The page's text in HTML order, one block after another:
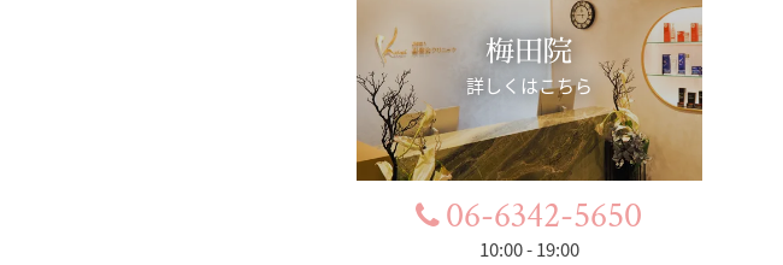
梅田院
詳しくはこちら
06-6342-5650
10:00 - 19:00